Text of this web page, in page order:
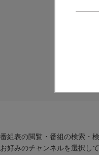
番組表の閲覧・番組の検索・
お好みのチャンネルを選択し